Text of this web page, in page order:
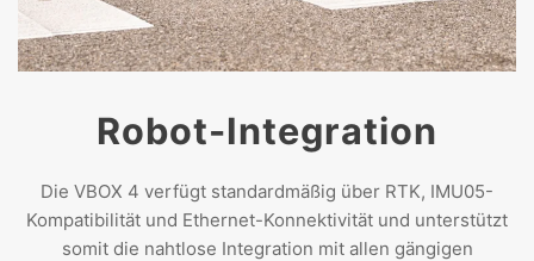
Robot-Integration
Die VBOX 4 verfügt standardmäßig über RTK, IMU05-
Kompatibilität und Ethernet-Konnektivität und unterstützt
somit die nahtlose Integration mit allen gängigen